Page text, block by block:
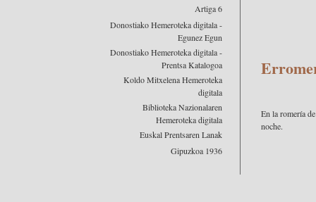
En la romería
noche.
Artiga 6
Donostiako Hemeroteka digitala -
Egunez Egun
Donostiako Hemeroteka digitala -
Prentsa Katalogoa
Koldo Mitxelena Hemeroteka
digitala
Biblioteka Nazionalaren
Hemeroteka digitala
Euskal Prentsaren Lanak
Gipuzkoa 1936